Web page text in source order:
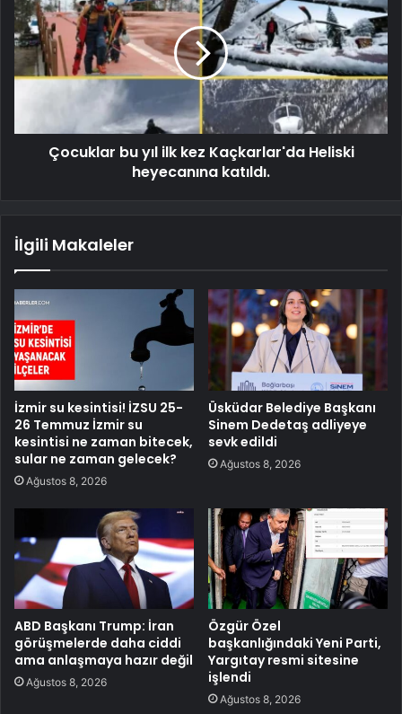
Çocuklar bu yıl ilk kez Kaçkarlar'da Heliski
heyecanına katıldı.
İlgili Makaleler
İzmir su kesintisi! İZSU 25-
26 Temmuz İzmir su
kesintisi ne zaman bitecek,
sular ne zaman gelecek?
Ağustos 8, 2026
Üsküdar Belediye Başkanı
Sinem Dedetaş adliyeye
sevk edildi
Ağustos 8, 2026
ABD Başkanı Trump: İran
görüşmelerde daha ciddi
ama anlaşmaya hazır değil
Ağustos 8, 2026
Özgür Özel
başkanlığındaki Yeni Parti,
Yargıtay resmi sitesine
işlendi
Ağustos 8, 2026